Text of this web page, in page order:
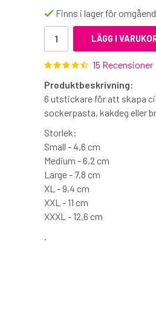
Finns i lager för
LÄGG I
15 Recensioner
Produktbeskrivning:
6 utstickare för att skapa
sockerpasta, kakdeg eller
Storlek:
Small - 4,6 cm
Medium - 6,2 cm
Large - 7,8 cm
XL - 9,4 cm
XXL - 11 cm
XXXL - 12,6 cm
.